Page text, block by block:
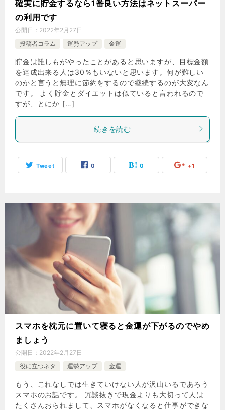
確実に貯金するなら1番良い方法はネットスーパー
の利用です
公開日： 2022年2月27日
投稿者コラム
運勢アップ 金運
貯金は誰しもがやったことがあると思いますが、目標金額
を達成出来る人は30％もいないと思います。何が難しい
のかと言うと無理に節約をするので継続するのが大変なん
です。 よく貯金とダイエットは似ていると言われるので
すが、とにか […]
続きを読む
Tweet 0 0 +1
スマホを枕元に置いて寝ると金運が下がるのでやめ
ましょう
公開日： 2022年2月27日
役に立つネタ
運勢アップ 金運
もう、これなしでは生きていけない人が沢山いるであろう
スマホのお話です。 冗談抜きで現金よりも大切って人は
たくさんおられまして、スマホがなくなると仕事ができな